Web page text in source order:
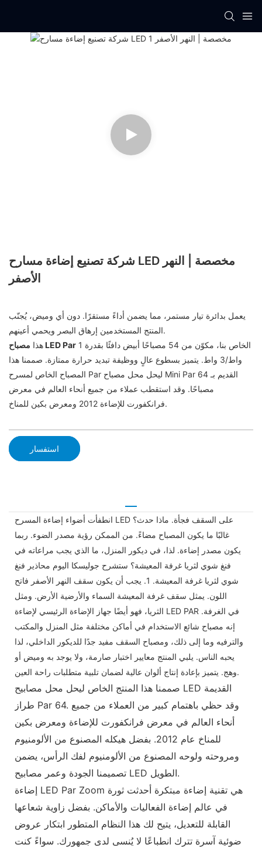
شركة تصنيع إضاءة مسارح LED مخصصة | النهر
الأصفر
يعمل بدائرة تيار مستمر، مما يضمن أداءً مستقرًا. دون أي وميض، يُجنّب
المنتج المستخدمين إرهاق البصر ويحمي أعينهم.
هذامصباح LED Par
واط/3 واط. يتميز بسطوع عالٍ ووظيفة تبديد حرارة ممتازة. صممنا هذا
المصباح الخاص لمسرح Par ليحل محل مصباح Mini Par القديم بـ 64
مصباحًا. وقد استقطب عملاء من جميع أنحاء العالم في معرض
فرانكفورت للإضاءة 2012 ومعرض بكين للمناخ.
استفسار
انطفأت أضواء إضاءة المسرح LED على السقف فجأة. ماذا حدث؟
غالبًا ما يكون المصباح مضاءً. من الممكن رؤية مصدر الضوء. ربما
يكون مصدر إضاءة. لذا، في ديكور المنزل، ما الذي يجب مراعاته في
فنغ شوي لثريا غرفة المعيشة؟ ستشرح جوليسكا اليوم محاذير فنغ
شوي لثريا غرفة المعيشة. 1. يجب أن يكون سقف النهر الأصفر فاتح
اللون. يمثل سقف غرفة المعيشة السماء والأرضية الأرض. ومثل
الثريا، فهو أيضًا جهاز الإضاءة الرئيسي لإضاءة LED PAR في الغرفة.
إنه مصباح شائع الاستخدام في أماكن مختلفة مثل المنزل والمكتب
والترفيه وما إلى ذلك، ومصباح السقف مفيد جدًا للديكور الداخلي، لذا
يحبه الناس. يلبي المنتج معايير اختبار صارمة، ولا يوجد به وميض أو
وهج. يتميز بإعادة إنتاج ألوان عالية لضمان تلبية متطلبات راحة العين.
صممنا هذا المنتج الخاص ليحل محل مصابيح LED القديمة
طراز Par 64. وقد حظي باهتمام كبير من العملاء من جميع
أنحاء العالم في معرض فرانكفورت للإضاءة ومعرض بكين
للمناخ عام 2012. بفضل هيكله المصنوع من الألومنيوم
ومروحته ولوحه المصنوع من الألومنيوم لفك الرأس، يضمن
تصميمنا الجودة وعمر مصابيح LED الطويل.
إضاءة LED Par Zoom هي تقنية إضاءة مبتكرة أحدثت ثورة
في عالم إضاءة الفعاليات والأماكن. بفضل زاوية شعاعها
القابلة للتعديل، يتيح لك هذا النظام المتطور ابتكار عروض
ضوئية آسرة تترك انطباعًا لا يُنسى لدى جمهورك. سواءً كنت